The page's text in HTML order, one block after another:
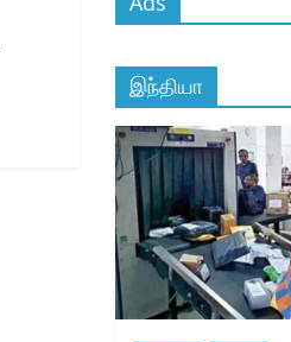
இந்தியா